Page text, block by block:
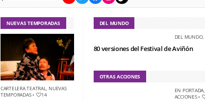
NUEVAS TEMPORADAS
CARTELERA TEATRAL, NUEVAS
TEMPORADAS• 14
DEL MUNDO
DEL MUNDO,
80 versiones del Festival de Aviñón
OTRAS ACCIONES
EN PORTADA,
ACCIONES•